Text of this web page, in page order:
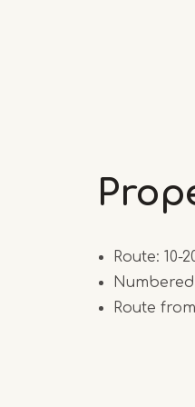
Route: 10-
Route